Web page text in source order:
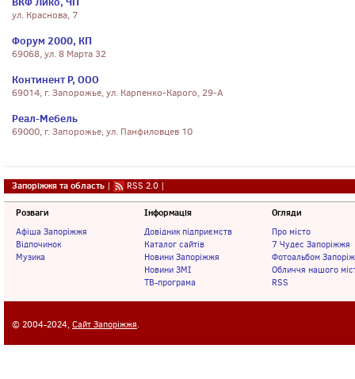
ул. Краснова, 7
Форум 2000, КП
69068, ул. 8 Марта 32
Континент Р, ООО
69014, г. Запорожье, ул. Карпенко-Карого, 29-А
Реал-Мебель
69000, г. Запорожье, ул. Панфиловцев 10
Запоріжжя та область | RSS 2.0 |
Розваги
Афіша Запоріжжя
Відпочинок
Музика
Інформація
Довідник підприємств
Каталог сайтів
Новини Запоріжжя
Новини ЗМІ
ТВ-програма
Огляди
Про місто
7 Чудес Запоріжжя
Фотоальбом
Обличчя нашого
RSS
© 2004-2024, Сайт Запоріжжя.